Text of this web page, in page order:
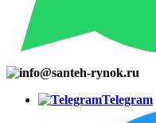
Telegram